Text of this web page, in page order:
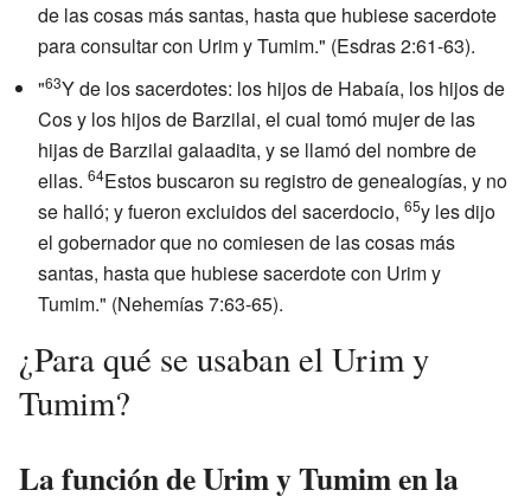
de las cosas más santas, hasta que hubiese sacerdote
para consultar con Urim y Tumim." (Esdras 2:61-63).
"63Y de los sacerdotes: los hijos de Habaía, los hijos de
Cos y los hijos de Barzilai, el cual tomó mujer de las
hijas de Barzilai galaadita, y se llamó del nombre de
ellas. 64Estos buscaron su registro de genealogías, y no
se halló; y fueron excluidos del sacerdocio, 65y les dijo
el gobernador que no comiesen de las cosas más
santas, hasta que hubiese sacerdote con Urim y
Tumim." (Nehemías 7:63-65).
¿Para qué se usaban el Urim y
Tumim?
La función de Urim y Tumim en la